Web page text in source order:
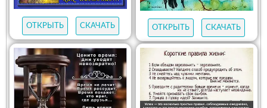
ОТКРЫТЬ СКАЧАТЬ ОТКРЫТЬ СКАЧАТЬ